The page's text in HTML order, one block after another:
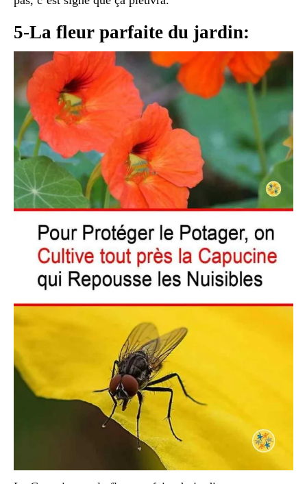
5-La fleur parfaite du jardin: